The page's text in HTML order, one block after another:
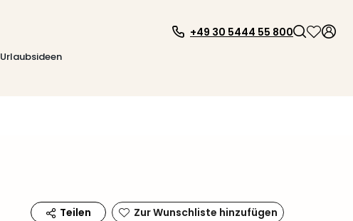
Urlaubsideen
+49 30 5444 55 800
Teilen Zur Wunschliste hinzufügen